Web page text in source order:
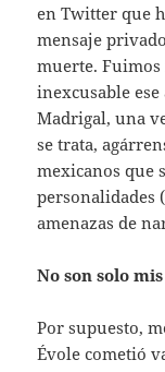
en Twitter que
mensaje
muerte.
inexcusable
Madrigal, una
se trata,
mexicanos que
personalidades
amenazas de
No son solo
Por supuesto,
Évole cometió